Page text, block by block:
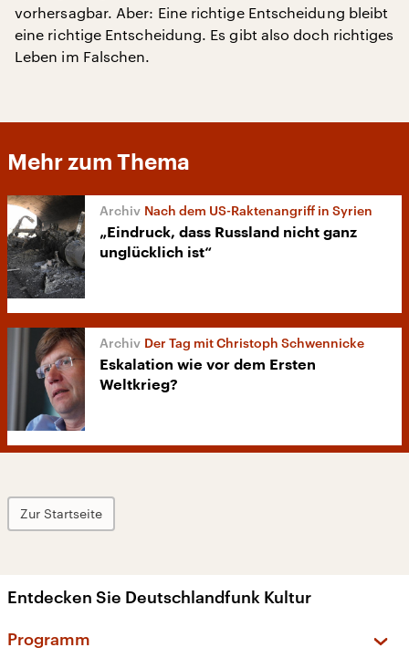
vorhersagbar. Aber: Eine richtige Entscheidung bleibt
eine richtige Entscheidung. Es gibt also doch richtiges
Leben im Falschen.
Mehr zum Thema
Nach dem US-Raktenangriff in Syrien
„Eindruck, dass Russland nicht ganz
unglücklich ist“
Der Tag mit Christoph Schwennicke
Eskalation wie vor dem Ersten
Weltkrieg?
Zur Startseite
Entdecken Sie Deutschlandfunk Kultur
Programm